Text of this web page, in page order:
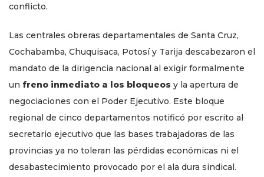
conflicto.
Las centrales obreras departamentales de Santa Cruz,
Cochabamba, Chuquisaca, Potosí y Tarija descabezaron el
mandato de la dirigencia nacional al exigir formalmente
un freno inmediato a los bloqueos y la apertura de
negociaciones con el Poder Ejecutivo. Este bloque
regional de cinco departamentos notificó por escrito al
secretario ejecutivo que las bases trabajadoras de las
provincias ya no toleran las pérdidas económicas ni el
desabastecimiento provocado por el ala dura sindical.